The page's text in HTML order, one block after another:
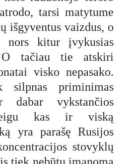
tarsi matytume
išgyventus vaizdus, o
nors kitur įvykusias
O tačiau tie atskiri
visko nepasako.
priminimas
dabar vykstančios
kas ir viską
yra parašę Rusijos
stovyklų